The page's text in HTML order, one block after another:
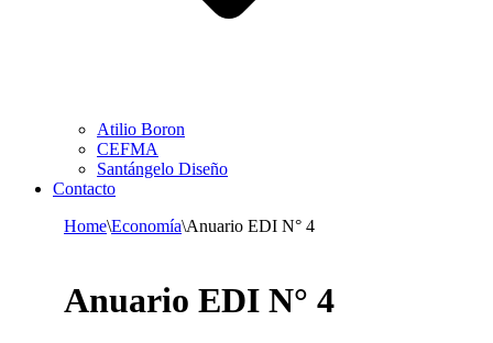
Atilio Boron
CEFMA
Santángelo Diseño
Contacto
Home\Economía\Anuario EDI N° 4
Anuario EDI N° 4